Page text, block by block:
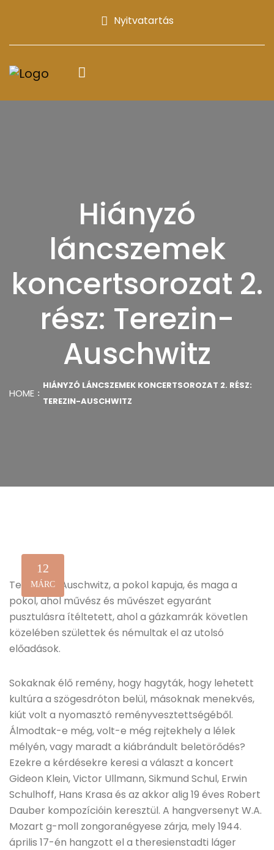
Nyitvatartás
Hiányzó
láncszemek
koncertsorozat 2.
rész: Terezin-
Auschwitz
HOME
HIÁNYZÓ LÁNCSZEMEK KONCERTSOROZAT 2. RÉSZ:
TEREZIN-AUSCHWITZ
12
MÁRC
Terezin és Auschwitz, a pokol kapuja, és maga a
pokol, ahol művész és művészet egyaránt
pusztulásra ítéltetett, ahol a gázkamrák követlen
közelében születtek és némultak el az utolsó
előadások.
Sokaknak élő remény, hogy hagyták, hogy lehetett
kultúra a szögesdróton belül, másoknak menekvés,
kiút volt a nyomasztó reményvesztettségéből.
Álmodtak-e még, volt-e még rejtekhely a lélek
mélyén, vagy maradt a kiábrándult beletörődés?
Ezekre a kérdésekre keresi a választ a koncert
Gideon Klein, Victor Ullmann, Sikmund Schul, Erwin
Schulhoff, Hans Krasa és az akkor alig 19 éves Robert
Dauber kompozícióin keresztül. A hangversenyt W.A.
Mozart g-moll zongoranégyese zárja, mely 1944.
április 17-én hangzott el a theresienstadti láger